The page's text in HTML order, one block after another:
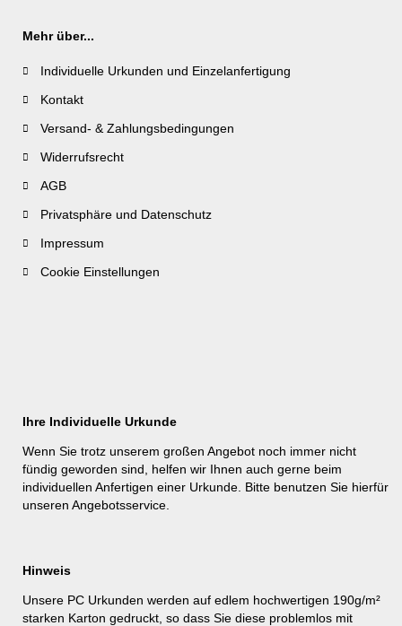
Mehr über...
Individuelle Urkunden und Einzelanfertigung
Kontakt
Versand- & Zahlungsbedingungen
Widerrufsrecht
AGB
Privatsphäre und Datenschutz
Impressum
Cookie Einstellungen
Ihre Individuelle Urkunde
Wenn Sie trotz unserem großen Angebot noch immer nicht
fündig geworden sind, helfen wir Ihnen auch gerne beim
individuellen Anfertigen einer Urkunde. Bitte benutzen Sie hierfür
unseren Angebotsservice
Hinweis
Unsere PC Urkunden werden auf edlem hochwertigen 190g/m²
starken Karton gedruckt, so dass Sie diese problemlos mit